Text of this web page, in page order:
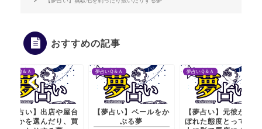
おすすめの記事
出店や屋台
んだり、買
夢占いＱ＆Ａ
【夢占い】ベールをか
夢占いＱ＆Ａ
【夢占い】元彼がうぬ
ぼれた態度とっていて